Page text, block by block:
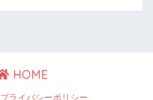
HOME
プライバシーポリシー